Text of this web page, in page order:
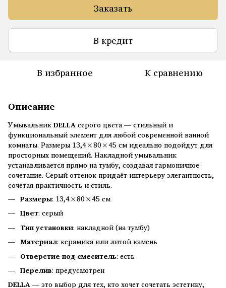
Заказать
В кредит
В избранное К сравнению
Описание
УмывальникDELLAсерого цвета — стильный и
функциональный элемент для любой современной ванной
комнаты. Размеры 13,4×80×45 см идеально подойдут для
просторных помещений. Накладной умывальник
устанавливается прямо на тумбу, создавая гармоничное
сочетание. Серый оттенок придаёт интерьеру элегантность,
сочетая практичность и стиль.
Размеры: 13,4×80×45 см
Цвет: серый
Тип установки: накладной (на тумбу)
Материал: керамика или литой камень
Отверстие под смеситель: есть
Перелив: предусмотрен
DELLA— это выбор для тех, кто хочет сочетать эстетику,